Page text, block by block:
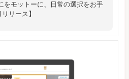
をモットーに、日常の選択をお手
リース】